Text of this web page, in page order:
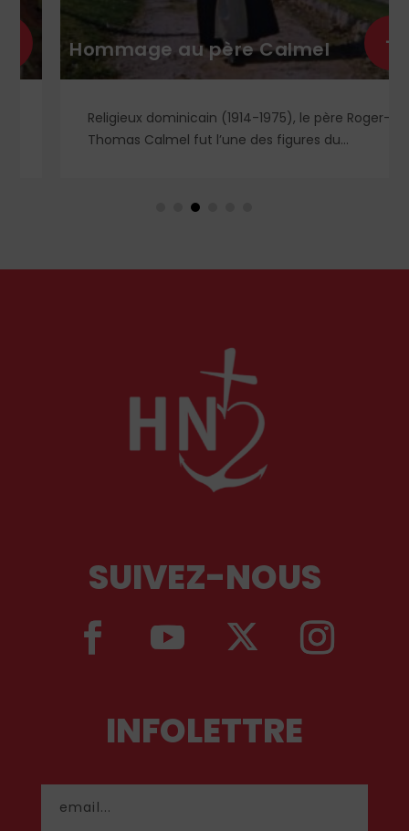
Hommage au père Calmel
Religieux dominicain (1914-1975), le père Roger-
Thomas Calmel fut l’une des figures du
ainsi qu’aux antiques observances de son ordre.
siècle. Deux ouvrages récents lui rendent
+
SUIVEZ-NOUS
INFOLETTRE